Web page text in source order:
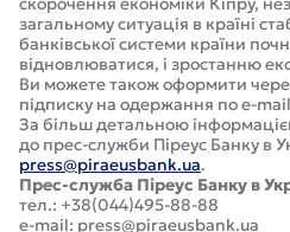
загальному ситуація в країні
банківської системи країни
відновлюватися, і зростанню
Ви можете також оформити
підписку на одержання по e-
За більш детальною
до прес-служби Піреус Банку в
press@piraeusbank.ua.
Прес-служба Піреус Банку в
тел.: +38(044)495-88-88
e-mail: press@piraeusbank.ua